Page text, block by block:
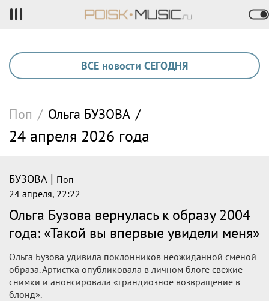
ВСЕ новости СЕГОДНЯ
Поп / Ольга БУЗОВА /
24 апреля 2026 года
БУЗОВА | Поп
24 апреля, 22:22
Ольга Бузова вернулась к образу 2004
года: «Такой вы впервые увидели меня»
Ольга Бузова удивила поклонников неожиданной сменой
образа. Артистка опубликовала в личном блоге свежие
снимки и анонсировала «грандиозное возвращение в
блонд».